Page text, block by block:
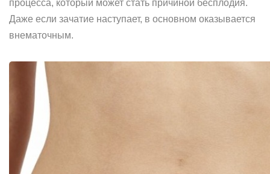
процесса, который может стать причиной бесплодия.
Даже если зачатие наступает, в основном оказывается
внематочным.